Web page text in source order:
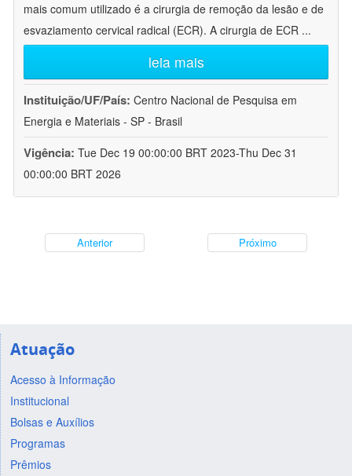
mais comum utilizado é a cirurgia de remoção da lesão e de
esvaziamento cervical radical (ECR). A cirurgia de ECR ...
leia mais
Instituição/UF/País: Centro Nacional de Pesquisa em
Energia e Materiais - SP - Brasil
Vigência: Tue Dec 19 00:00:00 BRT 2023-Thu Dec 31
00:00:00 BRT 2026
Anterior Próximo
Atuação
Acesso à Informação
Institucional
Bolsas e Auxílios
Programas
Prêmios